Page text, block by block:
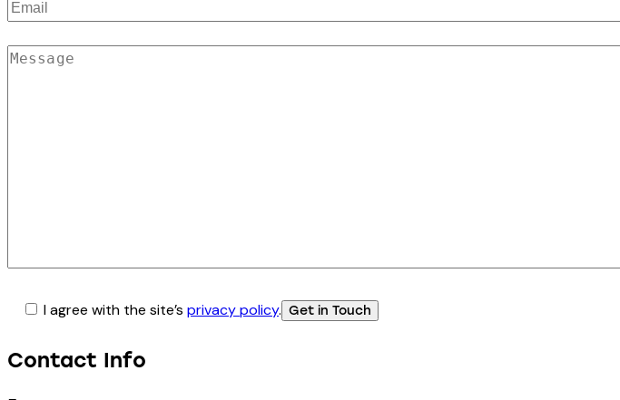
I agree with the site’s privacy policy.
Contact Info